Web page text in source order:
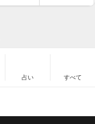
占い すべて